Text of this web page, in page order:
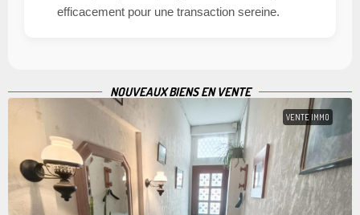
efficacement pour une transaction sereine.
NOUVEAUX BIENS EN VENTE
VENTE IMMO